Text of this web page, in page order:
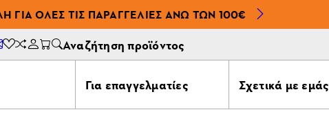
ΓΙΑ ΌΛΕΣ ΤΙΣ ΠΑΡΑΓΓΕΛΊΕΣ ΆΝΩ ΤΩΝ 100€
Αναζήτηση προϊόντος
Για επαγγελματίες Σχετικά με εμάς